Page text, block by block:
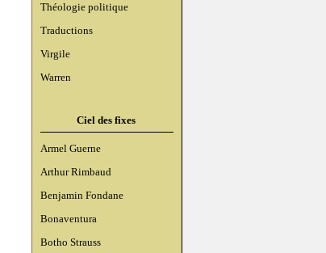
Théologie politique
Traductions
Virgile
Warren
Ciel des fixes
Armel Guerne
Arthur Rimbaud
Benjamin Fondane
Bonaventura
Botho Strauss